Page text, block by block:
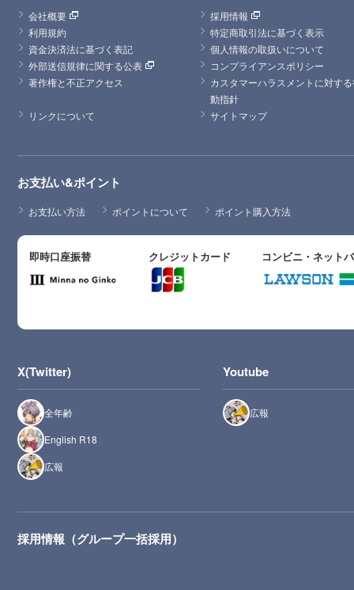
会社概要
採用情報
利用規約
特定商取引法に基づく表示
資金決済法に基づく表記
個人情報の取扱いについて
外部送信規律に関する公表
コンプライアンスポリシー
著作権と不正アクセス
カスタマーハラスメントに対す
動指針
リンクについて
サイトマップ
お支払い&ポイント
お支払い方法 ポイントについて ポイント購入方法
即時口座振替 クレジットカード コンビニ・ネット
X(Twitter)
全年齢
English R18
広報
Youtube
広報
採用情報（グループ一括採用）